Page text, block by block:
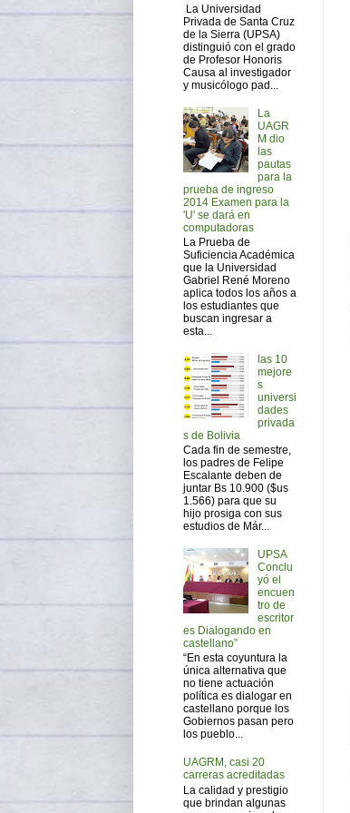
La Universidad
Privada de Santa Cruz
de la Sierra (UPSA)
distinguió con el grado
de Profesor Honoris
Causa al investigador
y musicólogo pad...
La
UAGR
M dio
las
pautas
para la
prueba de ingreso
2014 Examen para la
'U' se dará en
computadoras
La Prueba de
Suficiencia Académica
que la Universidad
Gabriel René Moreno
aplica todos los años a
los estudiantes que
buscan ingresar a
esta...
las 10
mejore
s
universi
dades
privada
s de Bolivia
Cada fin de semestre,
los padres de Felipe
Escalante deben de
juntar Bs 10.900 ($us
1.566) para que su
hijo prosiga con sus
estudios de Már...
UPSA
Conclu
yó el
encuen
tro de
escritor
es Dialogando en
castellano”
“En esta coyuntura la
única alternativa que
no tiene actuación
política es dialogar en
castellano porque los
Gobiernos pasan pero
los pueblo...
UAGRM, casi 20
carreras acreditadas
La calidad y prestigio
que brindan algunas